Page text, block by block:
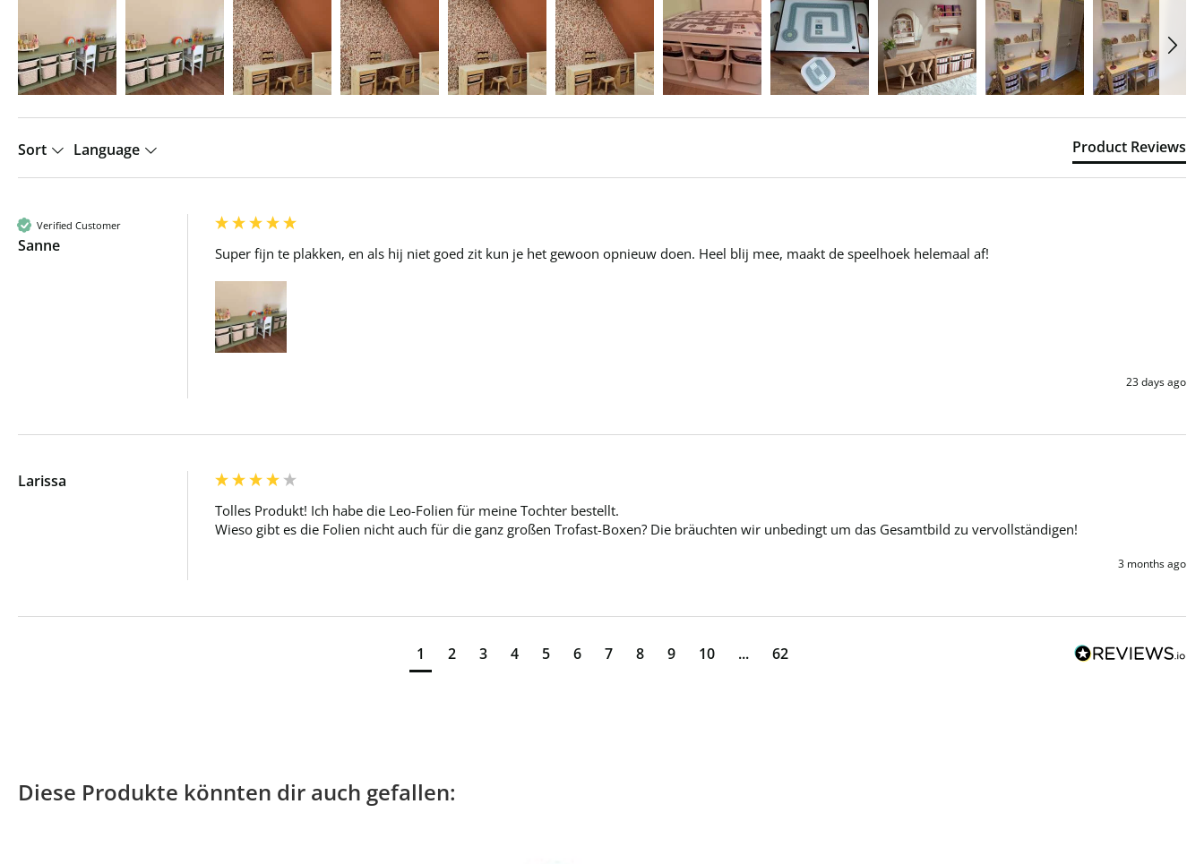
Sort Language Product Reviews
Verified Customer
Sanne Super fijn te plakken, en als hij niet goed zit kun je het gewoon opnieuw doen. Heel blij mee, maakt de speelhoek helemaal af!
23 days ago
Larissa
Tolles Produkt! Ich habe die Leo-Folien für meine Tochter bestellt.
Wieso gibt es die Folien nicht auch für die ganz großen Trofast-Boxen? Die bräuchten wir unbedingt um das Gesamtbild zu vervollständigen!
3 months ago
1 2 3 4 5 6 7 8 9 10 ... 62
Diese Produkte könnten dir auch gefallen: